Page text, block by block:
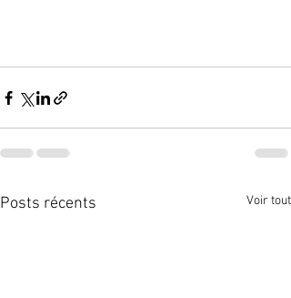
Posts récents Voir tout